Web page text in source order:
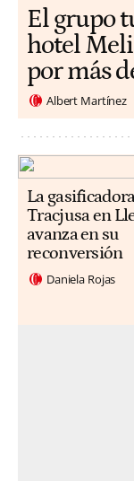
El grupo
hotel
por más
Albert Martínez
La
Tracjusa en
avanza en su
reconversión
Daniela Rojas